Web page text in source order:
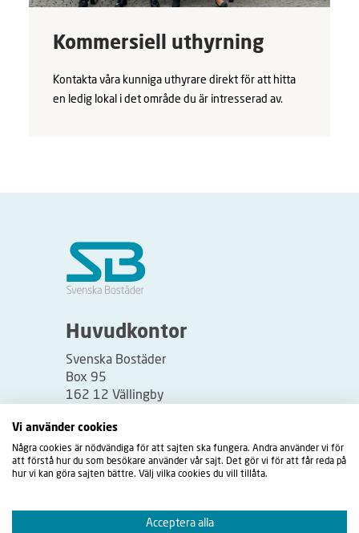
Kommersiell uthyrning
Kontakta våra kunniga uthyrare direkt för att hitta
en ledig lokal i det område du är intresserad av.
Huvudkontor
Svenska Bostäder
Box 95
162 12 Vällingby
Besöksadress:
Vällingbyplan 2
Vi använder cookies
Några cookies är nödvändiga för att sajten ska fungera. Andra använder vi för
att förstå hur du som besökare använder vår sajt. Det gör vi för att får reda på
hur vi kan göra sajten bättre. Välj vilka cookies du vill tillåta.
Acceptera alla